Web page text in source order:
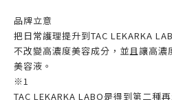
品牌立意
把日常護理提升到TAC LEKARKA
不改變高濃度美容成分，並且讓高
美容液。
※1
TAC LEKARKA LABO是得到第二種